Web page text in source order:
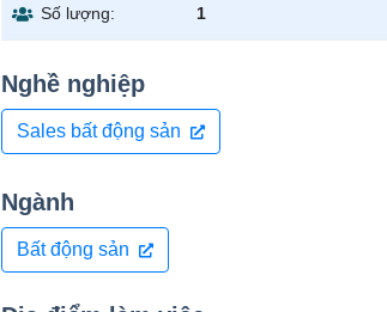
Số lượng: 1
Nghề nghiệp
Sales bất động sản
Ngành
Bất động sản